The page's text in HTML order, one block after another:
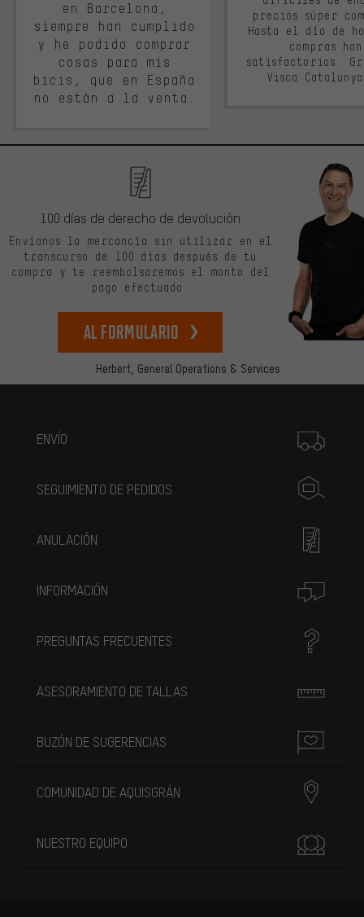
en Barcelona,
siempre han cumplido
y he podido comprar
cosas para mis
bicis, que en España
no están a la venta.
precios súper
Hasta el día de
compras
satisfactorios.
Visca
Herbert, General Operations & Services
100 días de derecho de devolución
Envíanos la mercancía sin utilizar en el
transcurso de 100 días después de tu
compra y te reembolsaremos el monto del
pago efectuado.
Al formulario
ENVÍO
SEGUIMIENTO DE PEDIDOS
ANULACIÓN
INFORMACIÓN
PREGUNTAS FRECUENTES
ASESORAMIENTO DE TALLAS
BUZÓN DE SUGERENCIAS
COMUNIDAD DE AQUISGRÁN
NUESTRO EQUIPO